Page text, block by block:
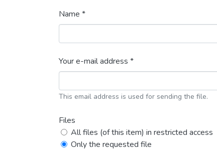
Name *
Your e-mail address *
This email address is used for sending the file.
Files
All files (of this item) in restricted access
Only the requested file